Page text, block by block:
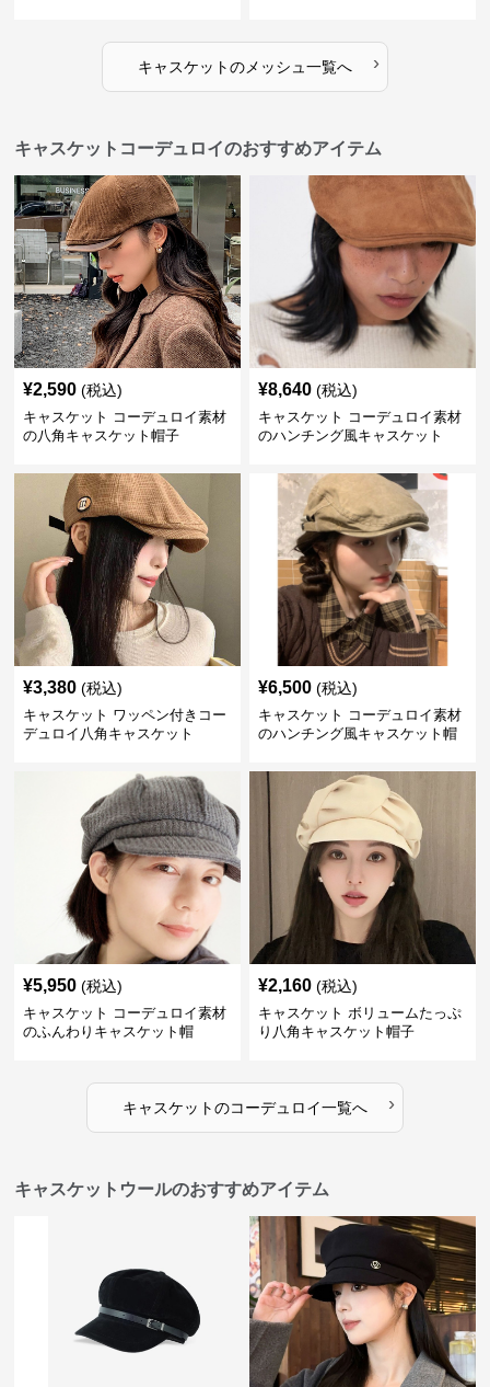
キャスケットのメッシュ 一覧へ ›
キャスケットコーデュロイのおすすめアイテム
¥2,590 (税込)
キャスケット コーデュロイ素材
の八角キャスケット帽子
¥8,640 (税込)
キャスケット コーデュロイ素材
のハンチング風キャスケット
¥3,380 (税込)
キャスケット ワッペン付きコー
デュロイ八角キャスケット
¥6,500 (税込)
キャスケット コーデュロイ素材
のハンチング風キャスケット帽
¥5,950 (税込)
キャスケット コーデュロイ素材
のふんわりキャスケット帽
¥2,160 (税込)
キャスケット ボリュームたっぷ
り八角キャスケット帽子
キャスケットのコーデュロイ一覧へ ›
キャスケットウールのおすすめアイテム